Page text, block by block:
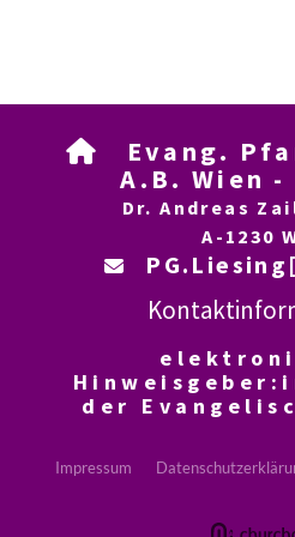

Evang.
A.B. Wien
Dr. Andreas
A-1230

der
Impressum